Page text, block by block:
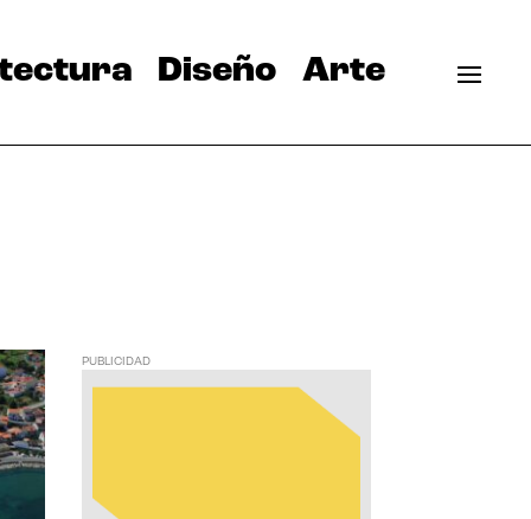
Diseño Arte
PUBLICIDAD